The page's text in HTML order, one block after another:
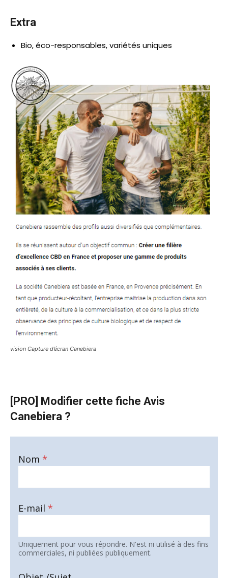
Extra
Bio, éco-responsables, variétés uniques
vision Capture d’écran Canebiera
[PRO] Modifier cette fiche Avis
Canebiera ?
Nom *
E-mail *
Uniquement pour vous répondre. N'est ni utilisé à des fins
commerciales, ni publiées publiquement.